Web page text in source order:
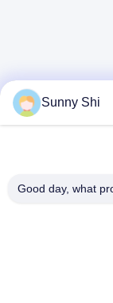
Sunny Shi
Good day, what